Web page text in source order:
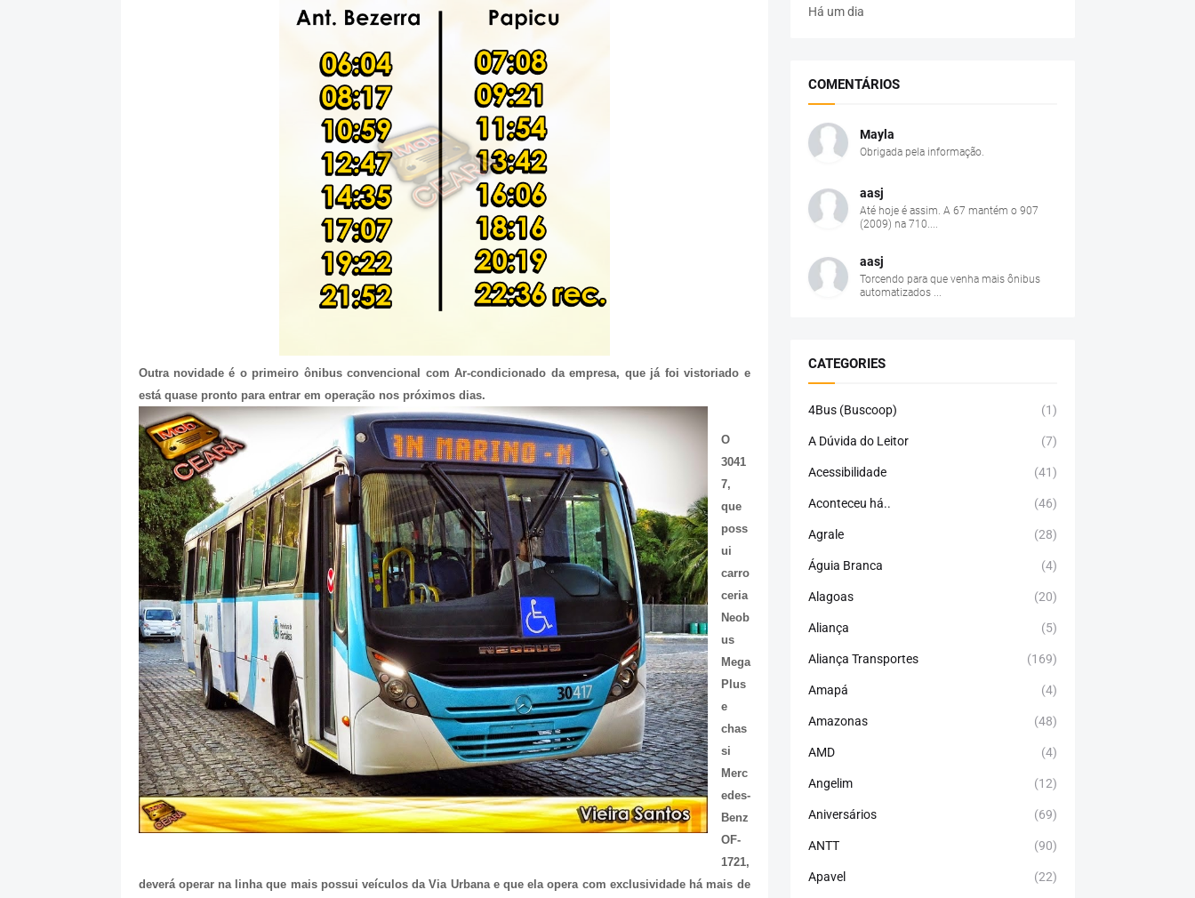
Outra novidade é o primeiro ônibus convencional com Ar-condicionado da empresa, que já foi vistoriado e
está quase pronto para entrar em operação nos próximos dias.
O
3041
7,
que
poss
ui
carro
ceria
Neob
us
Mega
Plus
e
chas
si
Merc
edes-
Benz
OF-
1721,
deverá operar na linha que mais possui veículos da Via Urbana e que ela opera com exclusividade há mais de
Há um dia
COMENTÁRIOS
Mayla
Obrigada pela informação.
aasj
Até hoje é assim. A 67 mantém o 907
(2009) na 710....
aasj
Torcendo para que venha mais ônibus
automatizados ...
CATEGORIES
4Bus (Buscoop) (1)
A Dúvida do Leitor (7)
Acessibilidade (41)
Aconteceu há.. (46)
Agrale (28)
Águia Branca (4)
Alagoas (20)
Aliança (5)
Aliança Transportes (169)
Amapá (4)
Amazonas (48)
AMD (4)
Angelim (12)
Aniversários (69)
ANTT (90)
Apavel (22)